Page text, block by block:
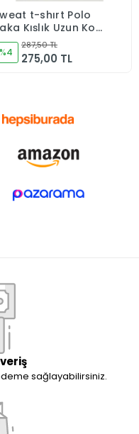
Sepete Ekle
t-shırt Polo
Kışlık Uzun Kol
%4
287,50 TL
275,00 TL
sağlayabilirsiniz.